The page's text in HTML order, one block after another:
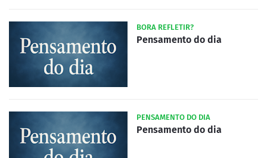
BORA REFLETIR?
Pensamento do dia
PENSAMENTO DO DIA
Pensamento do dia